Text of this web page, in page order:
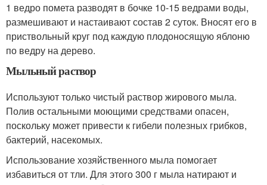
1 ведро помета разводят в бочке 10-15 ведрами воды,
размешивают и настаивают состав 2 суток. Вносят его в
приствольный круг под каждую плодоносящую яблоню
по ведру на дерево.
Мыльный раствор
Используют только чистый раствор жирового мыла.
Полив остальными моющими средствами опасен,
поскольку может привести к гибели полезных грибков,
бактерий, насекомых.
Использование хозяйственного мыла помогает
избавиться от тли. Для этого 300 г мыла натирают и